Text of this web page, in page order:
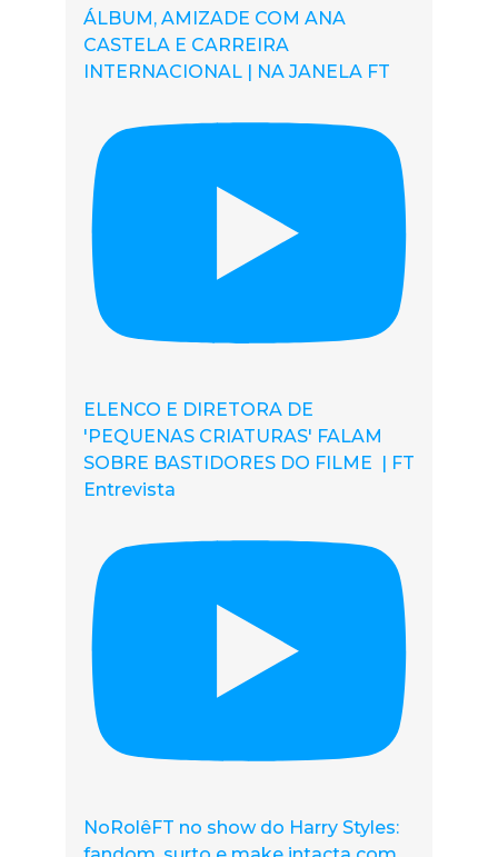
ÁLBUM, AMIZADE COM ANA
CASTELA E CARREIRA
INTERNACIONAL | NA JANELA FT
ELENCO E DIRETORA DE
'PEQUENAS CRIATURAS' FALAM
SOBRE BASTIDORES DO FILME | FT
Entrevista
NoRolêFT no show do Harry Styles: